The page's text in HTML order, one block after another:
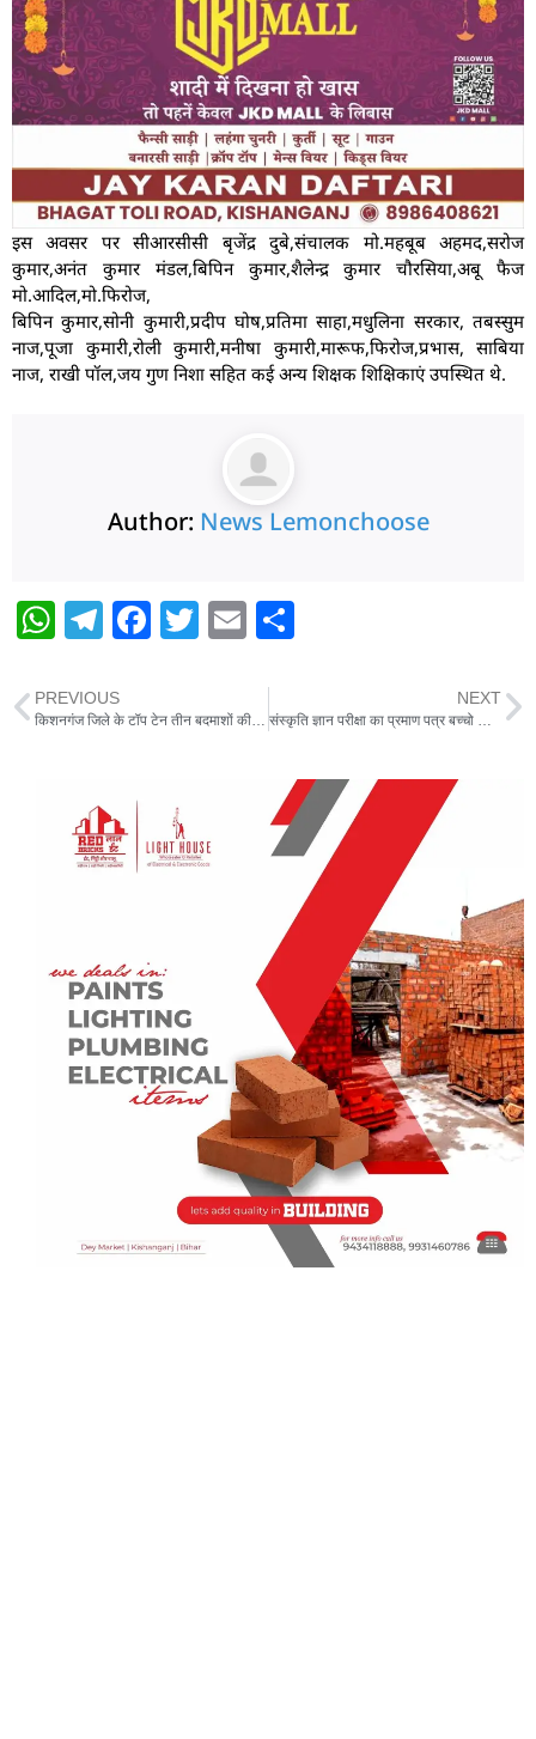
इस अवसर पर सीआरसीसी बृजेंद्र दुबे,संचालक मो.महबूब अहमद,सरोज
कुमार,अनंत कुमार मंडल,बिपिन कुमार,शैलेन्द्र कुमार चौरसिया,अबू फैज
मो.आदिल,मो.फिरोज,
बिपिन कुमार,सोनी कुमारी,प्रदीप घोष,प्रतिमा साहा,मधुलिना सरकार, तबस्सुम
नाज,पूजा कुमारी,रोली कुमारी,मनीषा कुमारी,मारूफ,फिरोज,प्रभास, साबिया
नाज, राखी पॉल,जय गुण निशा सहित कई अन्य शिक्षक शिक्षिकाएं उपस्थित थे.
Author: News Lemonchoose
W
at
s
p
T
e
g
m
F
e
o
o
T
er
E
ai
l e
PREVIOUS
किशनगंज जिले के टॉप टेन तीन बदमाशों की गिरफ्तारी के लिए 50 हजार के इनाम की हुई घोषणा
NEXT
संस्कृति ज्ञान परीक्षा का प्रमाण पत्र बच्चो को किया गया प्रदान